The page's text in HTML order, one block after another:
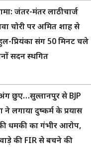
जंतर-मंतर लाठीचार्ज
चोरी पर अमित शाह से
प्रियंका संग 50 मिनट चले
सदन स्थगित
छुए…सुल्तानपुर से BJP
ने लगाया दुष्कर्म के प्रयास
धमकी का गंभीर आरोप,
की FIR से बचने की